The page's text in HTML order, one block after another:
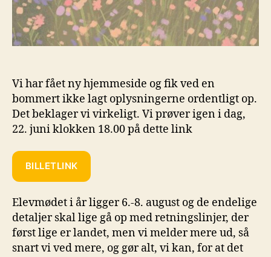
Vi har fået ny hjemmeside og fik ved en
bommert ikke lagt oplysningerne ordentligt op.
Det beklager vi virkeligt. Vi prøver igen i dag,
22. juni klokken 18.00 på dette link
BILLETLINK
Elevmødet i år ligger 6.-8. august og de endelige
detaljer skal lige gå op med retningslinjer, der
først lige er landet, men vi melder mere ud, så
snart vi ved mere, og gør alt, vi kan, for at det